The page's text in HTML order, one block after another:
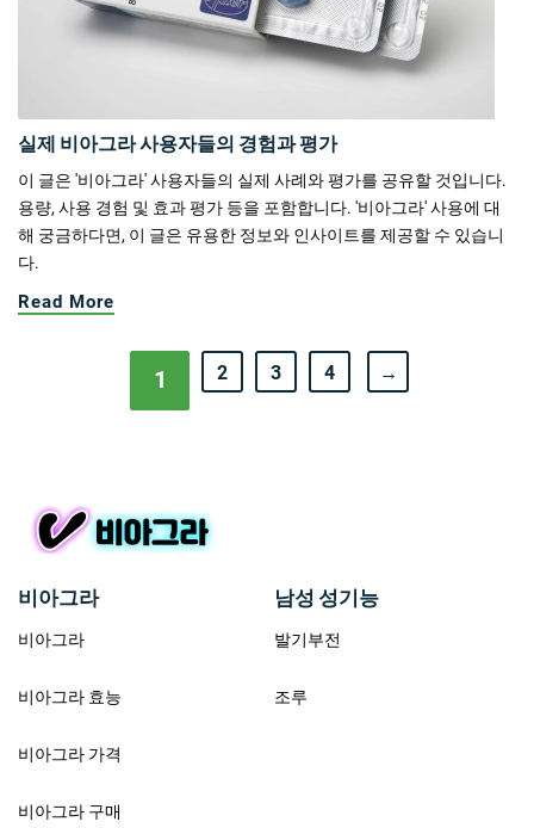
실제 비아그라 사용자들의 경험과 평가
이 글은 '비아그라' 사용자들의 실제 사례와 평가를 공유할 것입니다.
용량, 사용 경험 및 효과 평가 등을 포함합니다. '비아그라' 사용에 대
해 궁금하다면, 이 글은 유용한 정보와 인사이트를 제공할 수 있습니
다.
Read More
1 2 3 4 →
비아그라
비아그라
비아그라 효능
비아그라 가격
비아그라 구매
남성 성기능
발기부전
조루